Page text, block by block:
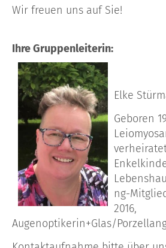
Wir freuen uns auf Sie!
Ihre Gruppenleiterin:
Elke
Geboren
ng-
2016,
Augenoptikerin+Glas/